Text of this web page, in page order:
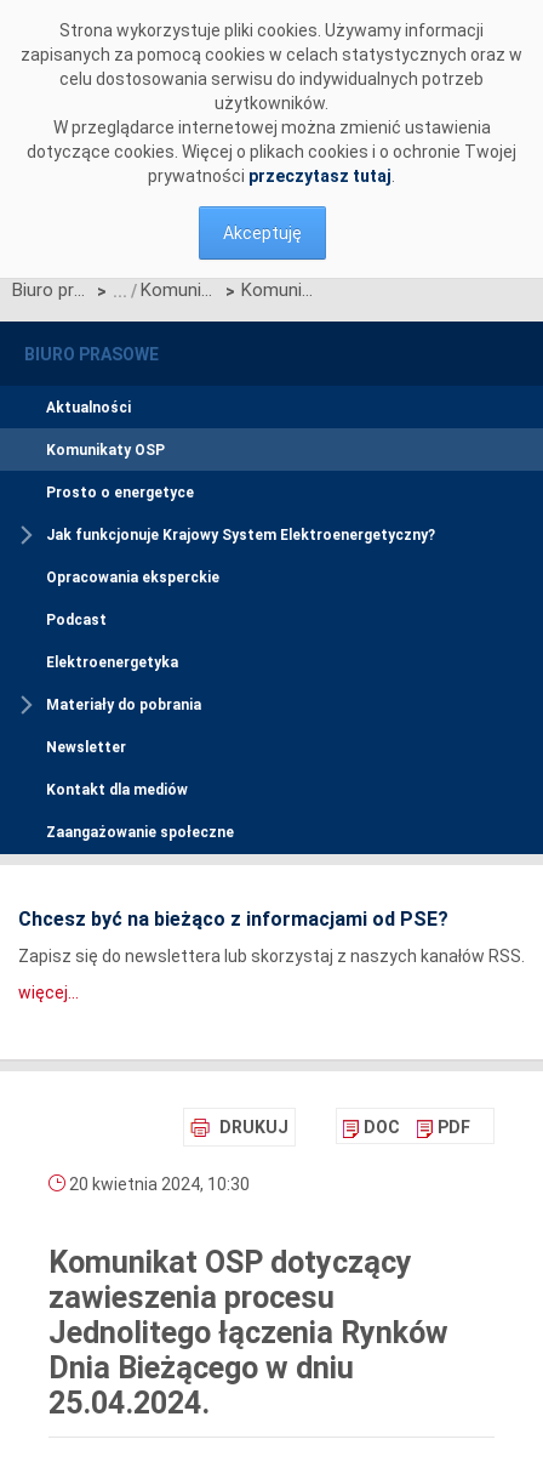
Strona wykorzystuje pliki cookies. Używamy informacji
zapisanych za pomocą cookies w celach statystycznych oraz w
celu dostosowania serwisu do indywidualnych potrzeb
użytkowników.
W przeglądarce internetowej można zmienić ustawienia
dotyczące cookies. Więcej o plikach cookies i o ochronie Twojej
prywatności przeczytasz tutaj
Akceptuję
Biuro prasowe > Komunikaty OSP > Komunikat OSP dotyczący zawieszenia procesu Jednolitego łączenia Rynków Dnia Bieżącego w dniu 25.04.2024.
BIURO PRASOWE
Aktualności
Komunikaty OSP
Prosto o energetyce
Jak funkcjonuje Krajowy System Elektroenergetyczny?
Opracowania eksperckie
Podcast
Elektroenergetyka
Materiały do pobrania
Newsletter
Kontakt dla mediów
Zaangażowanie społeczne
Chcesz być na bieżąco z informacjami od PSE?
Zapisz się do newslettera lub skorzystaj z naszych kanałów RSS.
więcej...
DRUKUJ DOC PDF
20 kwietnia 2024, 10:30
Komunikat OSP dotyczący
zawieszenia procesu
Jednolitego łączenia Rynków
Dnia Bieżącego w dniu
25.04.2024.